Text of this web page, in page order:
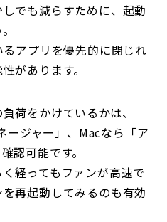
でも減らすために、起動
アプリを優先的に閉じれ
があります。
荷をかけているかは、
ジャー」、Macなら「ア
認可能です。
経ってもファンが高速で
再起動してみるのも有効